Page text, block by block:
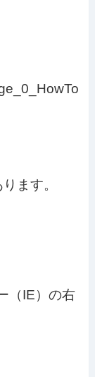
ます。
（IE）の右